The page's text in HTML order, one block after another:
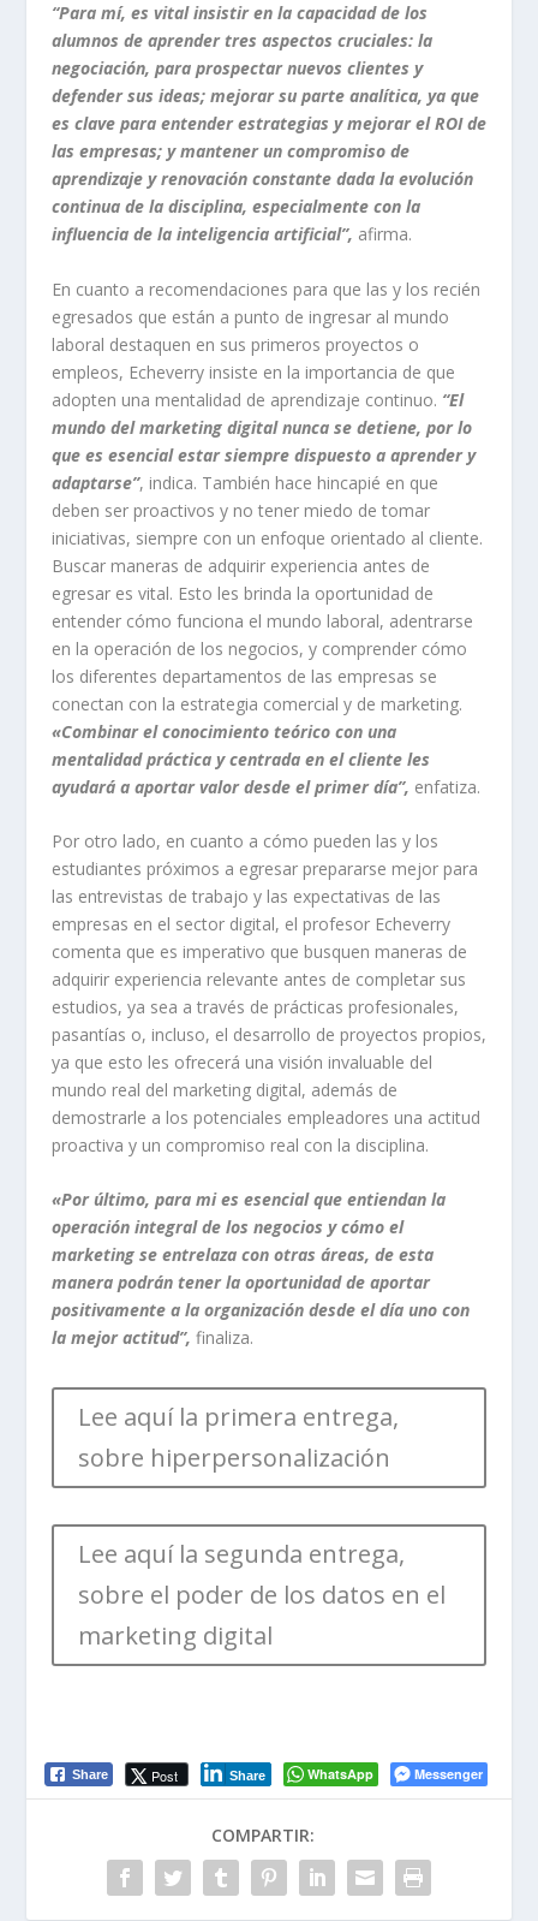
“Para mí, es vital insistir en la capacidad de los
alumnos de aprender tres aspectos cruciales: la
negociación, para prospectar nuevos clientes y
defender sus ideas; mejorar su parte analítica, ya que
es clave para entender estrategias y mejorar el ROI de
las empresas; y mantener un compromiso de
aprendizaje y renovación constante dada la evolución
continua de la disciplina, especialmente con la
influencia de la inteligencia artificial”, afirma.
En cuanto a recomendaciones para que las y los recién
egresados que están a punto de ingresar al mundo
laboral destaquen en sus primeros proyectos o
empleos, Echeverry insiste en la importancia de que
adopten una mentalidad de aprendizaje continuo. “El
mundo del marketing digital nunca se detiene, por lo
que es esencial estar siempre dispuesto a aprender y
adaptarse”, indica. También hace hincapié en que
deben ser proactivos y no tener miedo de tomar
iniciativas, siempre con un enfoque orientado al cliente.
Buscar maneras de adquirir experiencia antes de
egresar es vital. Esto les brinda la oportunidad de
entender cómo funciona el mundo laboral, adentrarse
en la operación de los negocios, y comprender cómo
los diferentes departamentos de las empresas se
conectan con la estrategia comercial y de marketing.
«Combinar el conocimiento teórico con una
mentalidad práctica y centrada en el cliente les
ayudará a aportar valor desde el primer día”, enfatiza.
Por otro lado, en cuanto a cómo pueden las y los
estudiantes próximos a egresar prepararse mejor para
las entrevistas de trabajo y las expectativas de las
empresas en el sector digital, el profesor Echeverry
comenta que es imperativo que busquen maneras de
adquirir experiencia relevante antes de completar sus
estudios, ya sea a través de prácticas profesionales,
pasantías o, incluso, el desarrollo de proyectos propios,
ya que esto les ofrecerá una visión invaluable del
mundo real del marketing digital, además de
demostrarle a los potenciales empleadores una actitud
proactiva y un compromiso real con la disciplina.
«Por último, para mi es esencial que entiendan la
operación integral de los negocios y cómo el
marketing se entrelaza con otras áreas, de esta
manera podrán tener la oportunidad de aportar
positivamente a la organización desde el día uno con
la mejor actitud”, finaliza.
Lee aquí la primera entrega,
sobre hiperpersonalización
Lee aquí la segunda entrega,
sobre el poder de los datos en el
marketing digital
Share Post Share WhatsApp Messenger
COMPARTIR: